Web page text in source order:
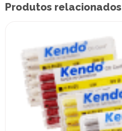
Produtos relacionados